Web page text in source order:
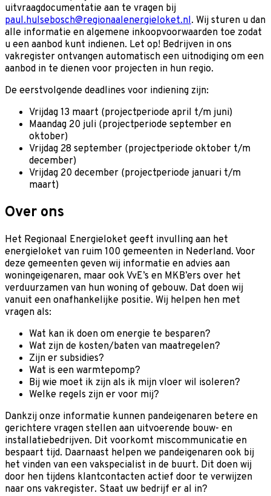
uitvraagdocumentatie aan te vragen bij
paul.hulsebosch@regionaalenergieloket.nl. Wij sturen u dan
alle informatie en algemene inkoopvoorwaarden toe zodat
u een aanbod kunt indienen. Let op! Bedrijven in ons
vakregister ontvangen automatisch een uitnodiging om een
aanbod in te dienen voor projecten in hun regio.
De eerstvolgende deadlines voor indiening zijn:
Vrijdag 13 maart (projectperiode april t/m juni)
Maandag 20 juli (projectperiode september en
oktober)
Vrijdag 28 september (projectperiode oktober t/m
december)
Vrijdag 20 december (projectperiode januari t/m
maart)
Over ons
Het Regionaal Energieloket geeft invulling aan het
energieloket van ruim 100 gemeenten in Nederland. Voor
deze gemeenten geven wij informatie en advies aan
woningeigenaren, maar ook VvE’s en MKB’ers over het
verduurzamen van hun woning of gebouw. Dat doen wij
vanuit een onafhankelijke positie. Wij helpen hen met
vragen als:
Wat kan ik doen om energie te besparen?
Wat zijn de kosten/baten van maatregelen?
Zijn er subsidies?
Wat is een warmtepomp?
Bij wie moet ik zijn als ik mijn vloer wil isoleren?
Welke regels zijn er voor mij?
Dankzij onze informatie kunnen pandeigenaren betere en
gerichtere vragen stellen aan uitvoerende bouw- en
installatiebedrijven. Dit voorkomt miscommunicatie en
bespaart tijd. Daarnaast helpen we pandeigenaren ook bij
het vinden van een vakspecialist in de buurt. Dit doen wij
door hen tijdens klantcontacten actief door te verwijzen
naar ons vakregister. Staat uw bedrijf er al in?